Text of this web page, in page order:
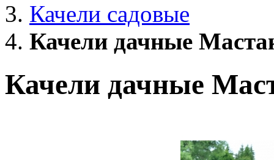
Качели садовые
Качели дачные
Качели дачные